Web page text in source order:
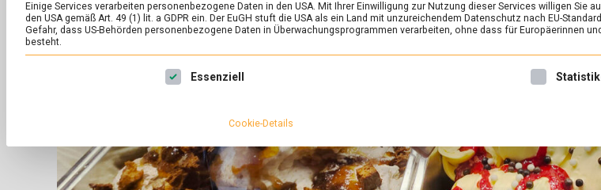
Einige Services verarbeiten personenbezogene Daten in den USA. Mit Ihrer Einwilligung zur Nutzung dieser Services willigen Sie
den USA gemäß Art. 49 (1) lit. a GDPR ein. Der EuGH stuft die USA als ein Land mit unzureichendem Datenschutz nach EU-
Gefahr, dass US-Behörden personenbezogene Daten in Überwachungsprogrammen verarbeiten, ohne dass für Europäerinnen
besteht.
Es folgt eine Liste der Service-Gruppen, für die eine Einwilligung erteilt werden kann. Die erste
Essenziell
Cookie-Details